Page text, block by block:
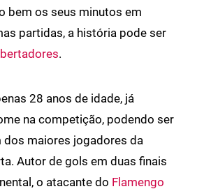
bem os seus minutos em
partidas, a história pode ser
.
28 anos de idade, já
na competição, podendo ser
dos maiores jogadores da
Autor de gols em duas finais
o atacante do Flamengo